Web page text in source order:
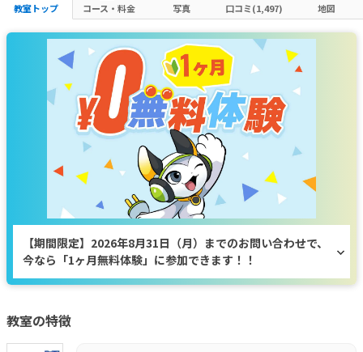
教室トップ コース・料金 写真 口コミ(1,497) 地図
【期間限定】2026年8月31日（月）までのお問い合わせで、
今なら「1ヶ月無料体験」に参加できます！！
教室の特徴